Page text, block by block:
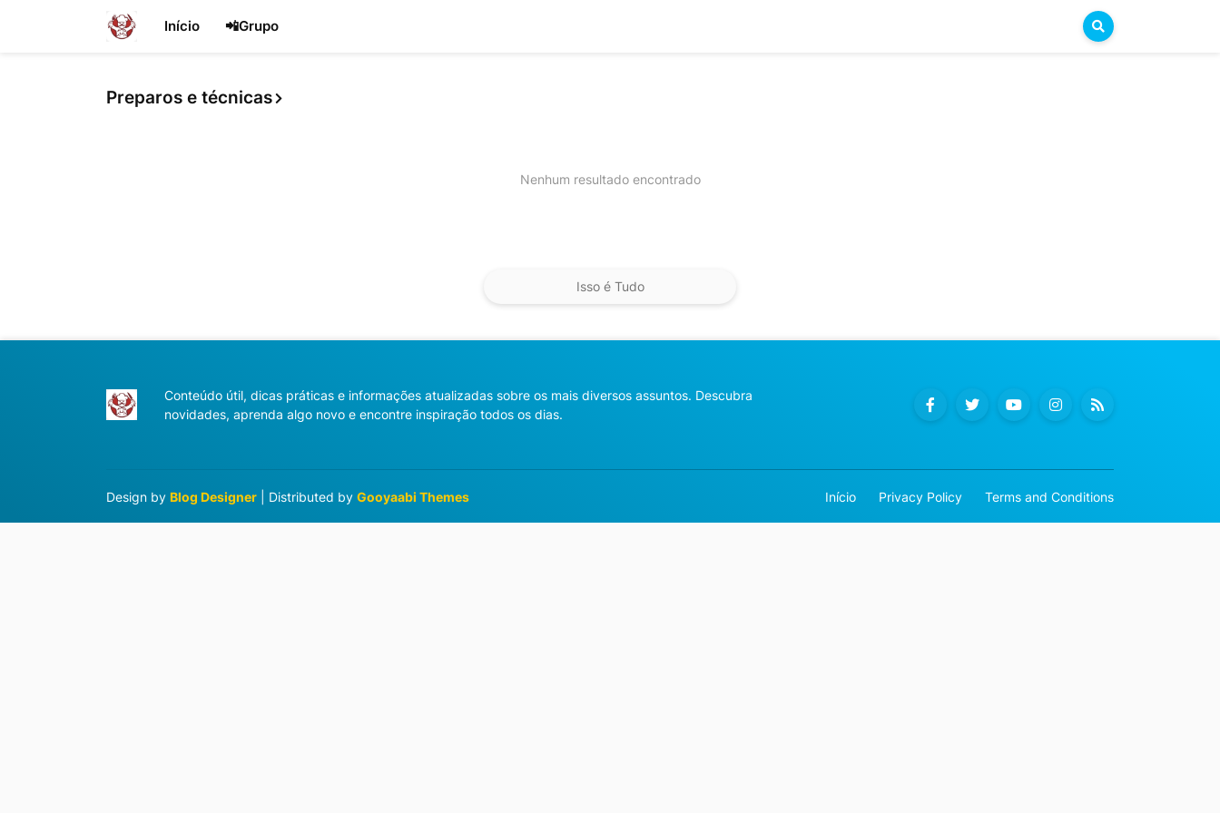
Início 📲Grupo
Preparos e técnicas
Nenhum resultado encontrado
Isso é Tudo
Conteúdo útil, dicas práticas e informações atualizadas sobre os mais diversos assuntos. Descubra
novidades, aprenda algo novo e encontre inspiração todos os dias.
Design by Blog Designer | Distributed by Gooyaabi Themes Início Privacy Policy Terms and Conditions